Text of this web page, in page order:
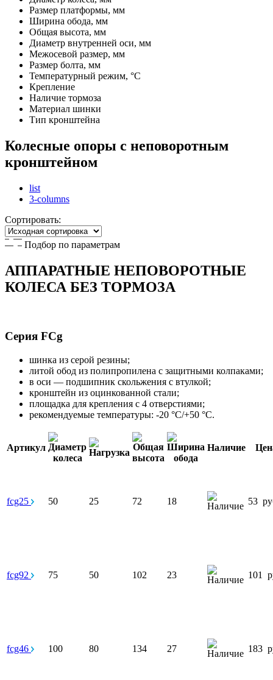
Размер платформы, мм
Ширина обода, мм
Общая высота, мм
Диаметр внутренней оси, мм
Межосевой размер, мм
Размер болта, мм
Температурный режим, °С
Крепление
Наличие тормоза
Материал шинки
Тип кронштейна
Колесные опоры с неповоротным
кронштейном
list
3-columns
Сортировать:
Подбор по параметрам
АППАРАТНЫЕ НЕПОВОРОТНЫЕ
КОЛЕСА БЕЗ ТОРМОЗА
Серия FCg
шинка из серой резины;
литой обод из полипропилена с защитными колпаками;
в оси — подшипник скольжения с втулкой;
кронштейн из оцинкованной стали;
площадка для крепления с 4 отверстиями;
рекомендуемые температуры: -20 °С/+50 °С.
Артикул Наличие
fcg25 50 25 72 18 53
fcg92 75 50 102 23 101
fcg46 100 80 134 27 183